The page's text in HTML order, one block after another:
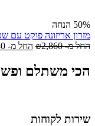
50% הנחה
מזרון אריזונה פוקט עם שכבת
החל מ-
₪2,860 החל מ-
הכי משתלם
שירות לקוחות